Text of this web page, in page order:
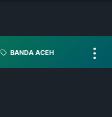
BANDA ACEH